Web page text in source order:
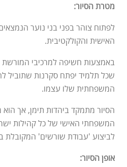
מטרת הסיור:
לפתוח צוהר בפני בני נוער
האישית והקולקטיבית.
באמצעות חשיפה למרכיבי המורשת
שכל תלמיד יפתח סקרנות שתוביל
המשפחתית שלו עצמו.
הסיור מתמקד ביהדות תימן, אך
המשפחתי האישי של כל קהילות
לביצוע 'עבודת שורשים' המקובלת
אופן הסיור: